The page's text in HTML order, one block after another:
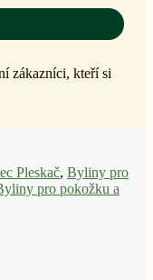
zákazníci, kteří si
Pleskač, Byliny pro
pro pokožku a